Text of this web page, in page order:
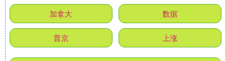
加拿大 数据
普京 上涨